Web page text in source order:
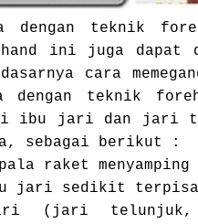
dengan teknik
ini juga dapat
cara
dengan teknik
ibu jari dan jari
sebagai berikut :
raket menyamping
jari sedikit
(jari